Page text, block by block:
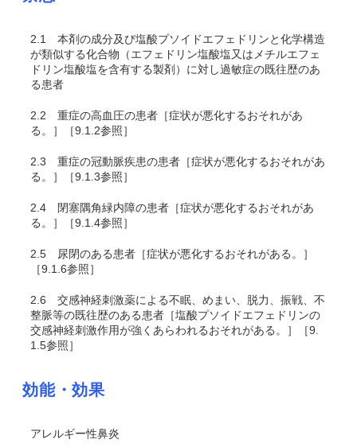
2.1
本剤の成分及び塩酸プソイドエフェドリンと化学構造
が類似する化合物（エフェドリン塩酸塩又はメチルエフェ
ドリン塩酸塩を含有する製剤）に対し過敏症の既往歴のあ
る患者
2.2 重症の高血圧の患者［症状が悪化するおそれがあ
る。］［9.1.2参照］
2.3 重症の冠動脈疾患の患者［症状が悪化するおそれがあ
る。］［9.1.3参照］
2.4 閉塞隅角緑内障の患者［症状が悪化するおそれがあ
る。］［9.1.4参照］
2.5 尿閉のある患者［症状が悪化するおそれがある。］
［9.1.6参照］
2.6 交感神経刺激薬による不眠、めまい、脱力、振戦、不
整脈等の既往歴のある患者［塩酸プソイドエフェドリンの
交感神経刺激作用が強くあらわれるおそれがある。］［9.
1.5参照］
効能・効果
アレルギー性鼻炎